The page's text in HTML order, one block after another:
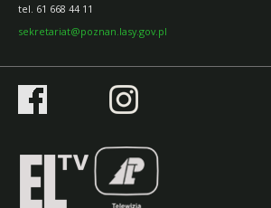
tel. 61 668 44 11
sekretariat@poznan.lasy.gov.pl